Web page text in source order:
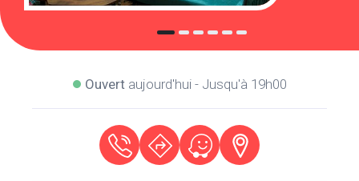
Ouvertaujourd'hui - Jusqu'à 19h00